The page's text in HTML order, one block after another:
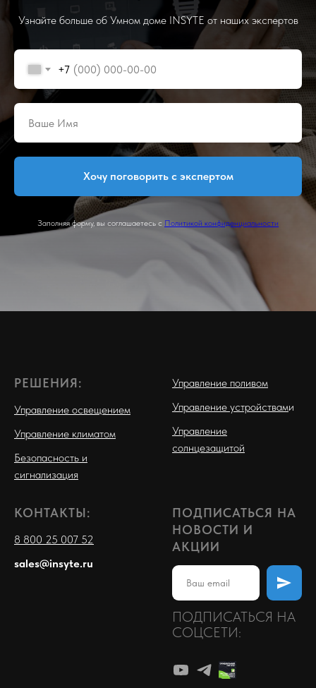
Узнайте больше об Умном доме INSYTE от наших экспертов
+7
Хочу поговорить с экспертом
Заполняя форму, вы соглашаетесь с Политикой конфиденциальности
РЕШЕНИЯ:
Управление освещением
Управление климатом
Безопасность и
сигнализация
Управление поливом
Управление устройствами
Управление
солнцезащитой
КОНТАКТЫ:
8 800 25 007 52
sales@insyte.ru
ПОДПИСАТЬСЯ НА
НОВОСТИ И
АКЦИИ
ПОДПИСАТЬСЯ НА
СОЦСЕТИ: